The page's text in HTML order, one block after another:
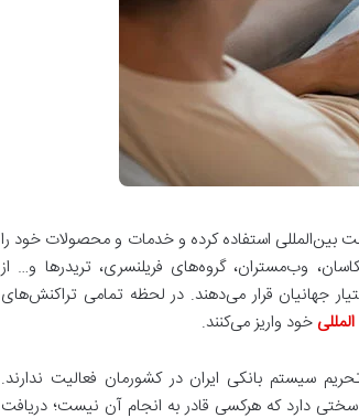
بین‌المللی استفاده کرده و خدمات و محصولات خود را
وب‌مستران، گروه‌های فریلنسری، تریدرها و… از
جهانیان قرار می‌دهند. در لحظه تمامی تراکنش‌های
خود واریز می‌کنند.
سیستم بانکی ایران در کشورمان فعالیت ندارند.
دارد که هرکسی قادر به انجام آن نیست؛ دریافت